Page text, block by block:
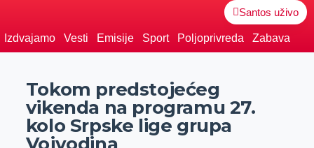
Santos uživo
Izdvajamo Vesti Emisije Sport Poljoprivreda Zabava
Tokom predstojećeg
vikenda na programu 27.
kolo Srpske lige grupa